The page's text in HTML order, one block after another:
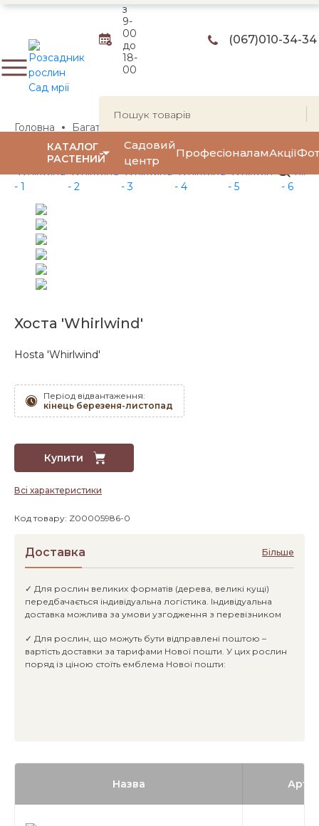
з
9-
00
до
18-
00
(067)010-34-34
КАТАЛОГ
РАСТЕНИЙ
Садовий
центр
ПрофесіоналамАкції
Головна Багаторічні квіти та трави
Хоста 'Whirlwind'
Hosta 'Whirlwind'
Період відвантаження:
кінець березеня-листопад
Купити
Всі характеристики
Код товару: Z00005986-0
Доставка Більше
✓ Для рослин великих форматів (дерева, великі кущі)
передбачається індивідуальна логістика. Індивідуальна
доставка можлива за умови узгодження з перевізником
✓ Для рослин, що можуть бути відправлені поштою –
вартість доставки за тарифами Нової пошти. У цих рослин
поряд із ціною стоїть емблема Нової пошти:
Назва